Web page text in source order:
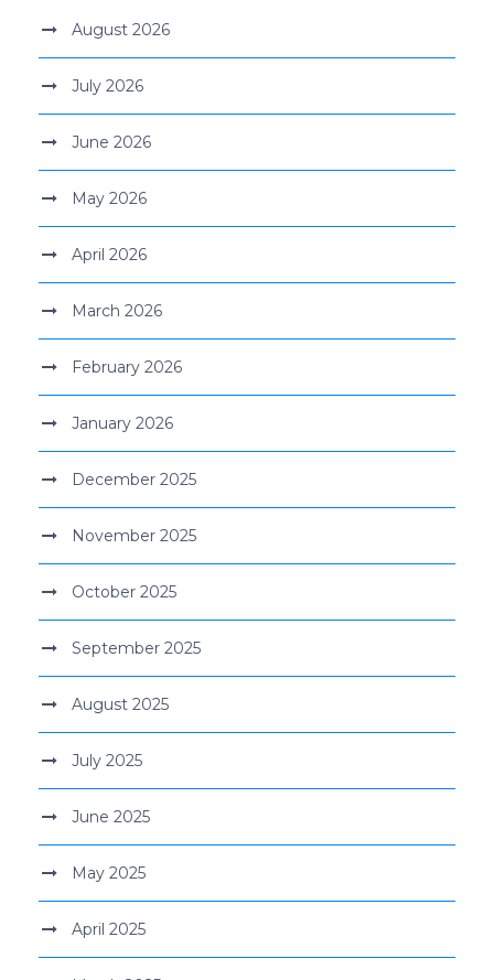
August 2026
July 2026
June 2026
May 2026
April 2026
March 2026
February 2026
January 2026
December 2025
November 2025
October 2025
September 2025
August 2025
July 2025
June 2025
May 2025
April 2025